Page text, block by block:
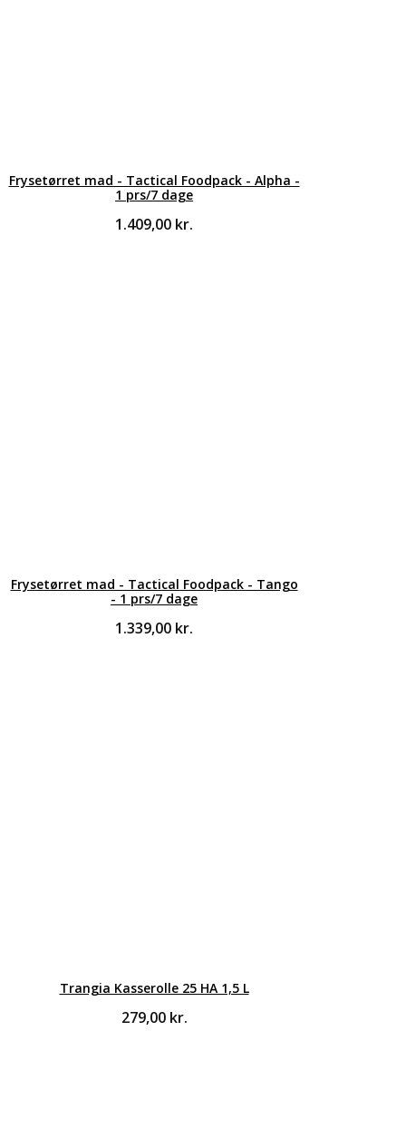
Frysetørret mad - Tactical Foodpack - Alpha -
1 prs/7 dage
1.409,00 kr.
Frysetørret mad - Tactical Foodpack - Tango
- 1 prs/7 dage
1.339,00 kr.
Trangia Kasserolle 25 HA 1,5 L
279,00 kr.